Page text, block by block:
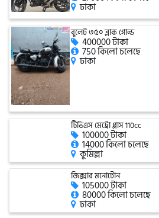
বিএমডাব্লিউ (BMW)
রয়েল এনফিল্ড (Royal Enfield)
এফকেএম (FKM)
হারলি ডেভিডসন
রিগাল র‍্যাপটার (Regal Raptor)
ঢাকা
বুলেট ৩৫০ ব্লাক গোল্ড
400000 টাকা
750 কিলো চলেছে
ঢাকা
টিভিএস মেট্রো প্লাস 110cc
100000 টাকা
14000 কিলো চলেছে
কুমিল্লা
জিক্সার মনোটোন
105000 টাকা
80000 কিলো চলেছে
ঢাকা